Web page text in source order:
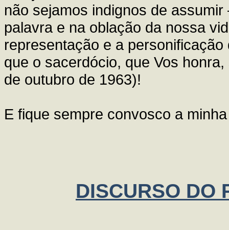
não sejamos indignos de
palavra e na oblação da nossa
representação e a
que o sacerdócio, que Vos
de outubro de 1963)!
E fique sempre convosco a
DISCURSO DO